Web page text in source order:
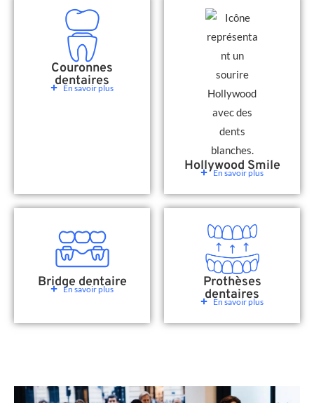
Couronnes
dentaires
En savoir plus
Hollywood Smile
En savoir plus
Bridge dentaire
En savoir plus Prothèses
dentaires
En savoir plus